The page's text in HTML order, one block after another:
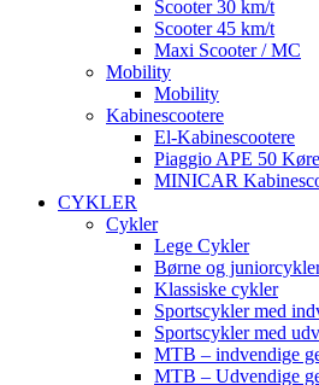
Scooter 30 km/t
Scooter 45 km/t
Maxi Scooter / MC
Mobility
Mobility
Kabinescootere
El-Kabinescootere
Piaggio APE 50
MINICAR
CYKLER
Cykler
Lege Cykler
Børne og
Klassiske cykler
Sportscykler med
Sportscykler med
MTB – indvendige
MTB – Udvendige